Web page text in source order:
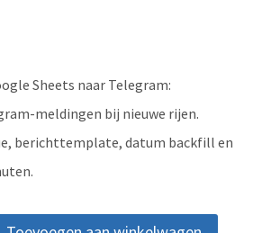
Sheets naar Telegram:
meldingen bij nieuwe rijen.
berichttemplate, datum backfill en